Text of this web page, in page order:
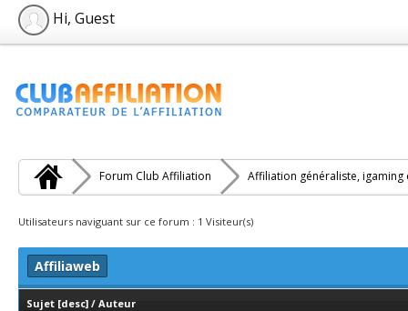
Hi, Guest
Forum Club Affiliation Affiliation généraliste, igaming
Utilisateurs naviguant sur ce forum : 1 Visiteur(s)
Affiliaweb
Sujet [desc] / Auteur